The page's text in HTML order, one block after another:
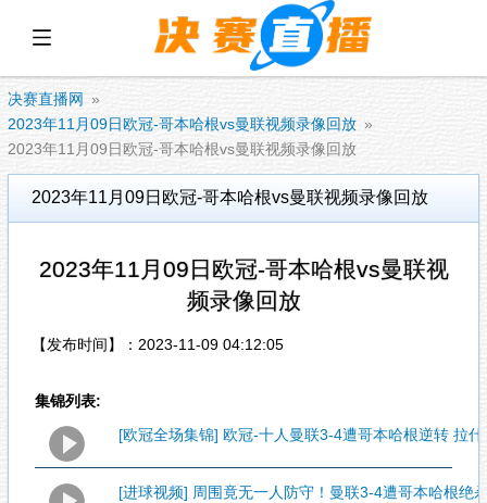
决赛直播网
2023年11月09日欧冠-哥本哈根vs曼联视频录像回放
2023年11月09日欧冠-哥本哈根vs曼联视频录像回放
2023年11月09日欧冠-哥本哈根vs曼联视频录像回放
2023年11月09日欧冠-哥本哈根vs曼联视
频录像回放
【发布时间】：2023-11-09 04:12:05
集锦列表:
[欧冠全场集锦] 欧冠-十人曼联3-4遭哥本哈根逆转 拉
[进球视频] 周围竟无一人防守！曼联3-4遭哥本哈根绝